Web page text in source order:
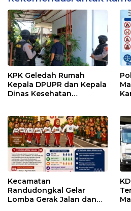
KPK Geledah Rumah
Kepala DPUPR dan Kepala
Dinas Kesehatan
Kecamatan
Randudongkal Gelar
Lomba Gerak Jalan dan